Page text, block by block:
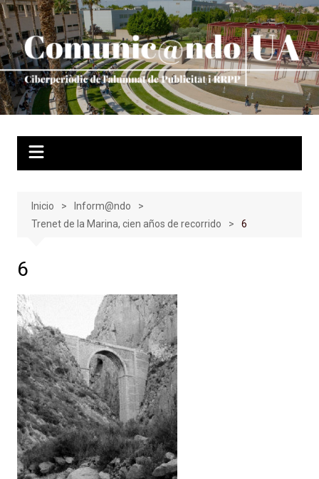
Saltar
al
contenido
Inicio
Inform@ndo
Trenet de la Marina, cien años de recorrido
6
6